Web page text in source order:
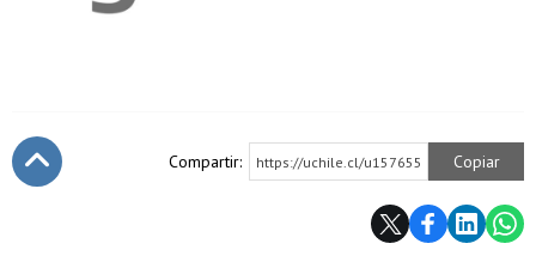
Compartir: https://uchile.cl/u157655 Copiar